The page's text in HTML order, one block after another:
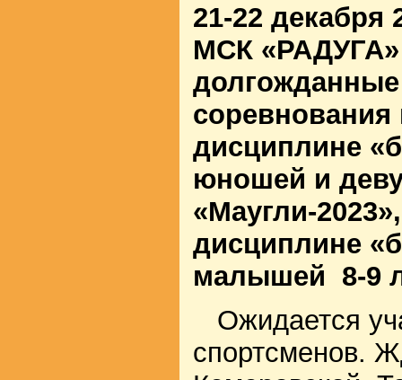
21-22 декабря
МСК «РАДУГА»
дисциплине
юношей и
«Маугли-
дисциплине
малышей 8-9
Ожидается
спортсменов.